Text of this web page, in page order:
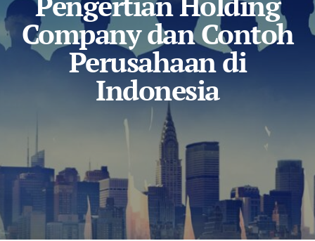
Company dan Contoh
Perusahaan di
Indonesia